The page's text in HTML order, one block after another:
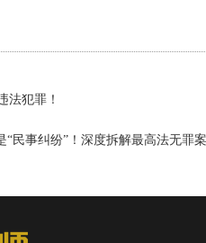
法犯罪！
“民事纠纷”！深度拆解最高法无罪